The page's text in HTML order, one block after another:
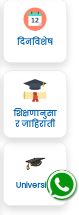
दिनविशेष
शिक्षणानुसा
र जाहिराती
University